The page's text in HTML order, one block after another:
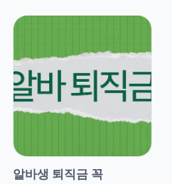
알바생 퇴직금 꼭